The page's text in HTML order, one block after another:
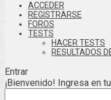
ACCEDER
REGISTRARSE
FOROS
TESTS
HACER TESTS
RESULTADOS
Entrar
¡Bienvenido! Ingresa en